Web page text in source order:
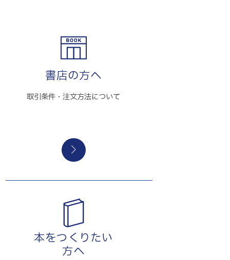
書店の方へ
取引条件・注文方法について
本をつくりたい
方へ